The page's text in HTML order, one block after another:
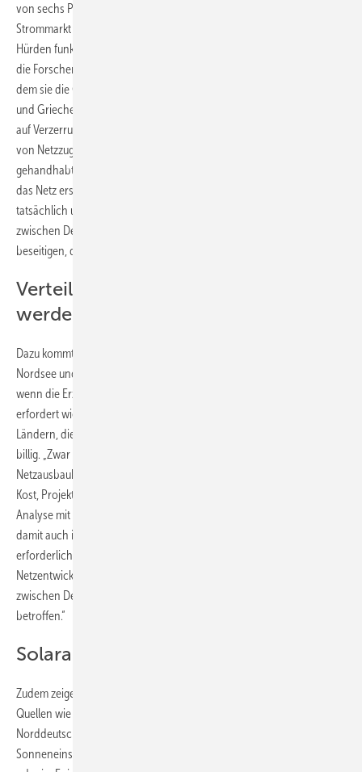
von sechs Prozent zu erzielen. Das geht aber auch nur, wenn der
Strommarkt in allen Ländern, die an der Route liegen, auch ohne
Hürden funktioniert. Das sei aber in der Regel nicht der Fall, betonen
die Forscher in ihrem Abschlussbericht zum Projekt RES-Degree, in
dem sie die Option einer direkten Verbindung zwischen Deutschland
und Griechenland untersucht haben. Sie verweisen unter anderem
auf Verzerrungen unter anderem durch die administrative Zuweisung
von Netzzugängen, die in den Ländern sehr unterschiedlich
gehandhabt werden, was die Integration von Ökostromerzeugern in
das Netz erschwert. Wenn man die Option einer solchen Leitung
tatsächlich umsetzen wollte, müsste die Politik in allen Ländern
zwischen Deutschland und Griechenland diese Hürden erst
beseitigen, damit sich ein solches Projekt rechnet.
Verteilnetze müssen ausgebaut
werden
Dazu kommt noch, dass der Bau einer Stromautobahn zwischen
Nordsee und Ägäis nicht ausreicht. Denn die Trasse rechnet sich nur,
wenn die Erzeugungskapazitäten dezentral aufgebaut werden. Das
erfordert wiederum den Ausbau der gesamten Verteilnetze in allen
Ländern, die Anteil an einer solchen Leitung hätten. Das wird nicht
billig. „Zwar lassen sich aufgrund derartiger Berechnungen die
Netzausbaukosten auf nationaler Ebene optimieren“, erklärt Christoph
Kost, Projektleiter am Fraunhofer ISE, mit Blick auf die gemeinsame
Analyse mit der TU Athen. „Doch ist im europäischen Verbund und
damit auch im deutschen Stromsystem trotzdem ein Ausbau
erforderlich, der über die derzeitigen Planungen des
Netzentwicklungsplans hinausgeht. Insbesondere die Verbindungen
zwischen Deutschland und seinen Nachbarländern sind davon
betroffen.“
Solaranlagen auch im Norden bauen
Zudem zeigen die Szenarien der Stromerzeugung aus volatilen
Quellen wie Sonne und Wind, dass es durchaus besser ist, auch in
Norddeutschland Solaranlagen zu bauen, obwohl das Angebot an
Sonneneinstrahlung dort viel geringer ist als auf dem Peloponnes